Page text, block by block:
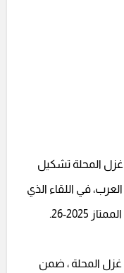
غزل المحلة تشكيل
في اللقاء الذي
26.
غزل المحلة ، ضمن